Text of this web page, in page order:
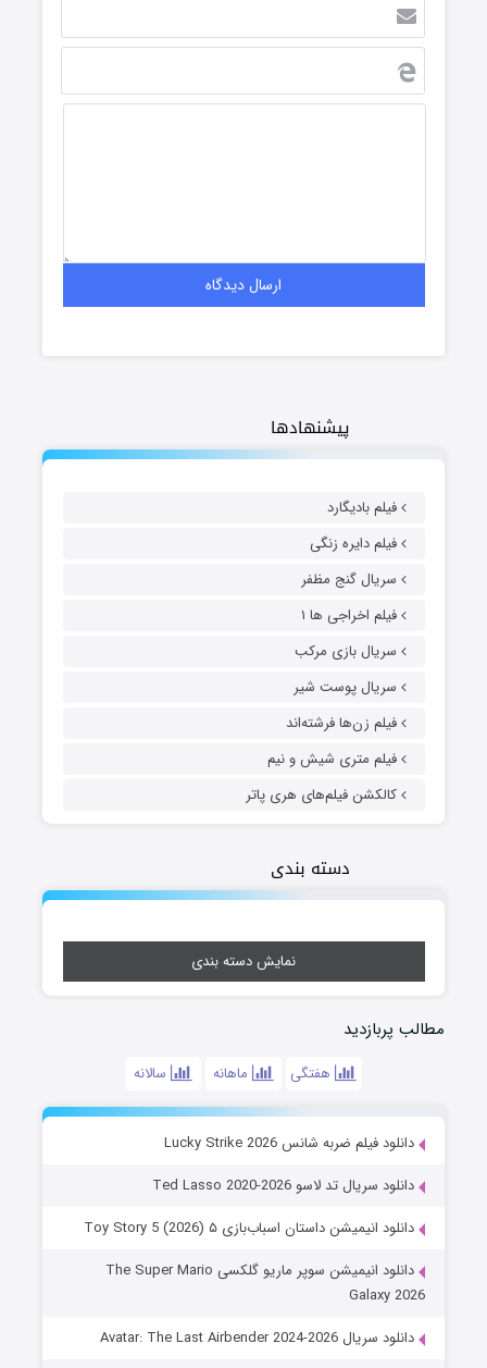
پیشنهادها
فیلم بادیگارد
فیلم دایره زنگی
سریال گنج مظفر
فیلم اخراجی ها ۱
سریال بازی مرکب
سریال پوست شیر
فیلم زن‌ها فرشته‌اند
فیلم متری شیش و نیم
کالکشن فیلم‌های هری پاتر
دسته بندی
نمایش دسته بندی
مطالب پربازدید
هفتگی ماهانه سالانه
دانلود فیلم ضربه شانس Lucky Strike 2026
دانلود سریال تد لاسو Ted Lasso 2020-2026
دانلود انیمیشن داستان اسباب‌بازی ۵ Toy Story 5 (2026)
دانلود انیمیشن سوپر ماریو گلکسی The Super Mario
Galaxy 2026
دانلود سریال Avatar: The Last Airbender 2024-2026